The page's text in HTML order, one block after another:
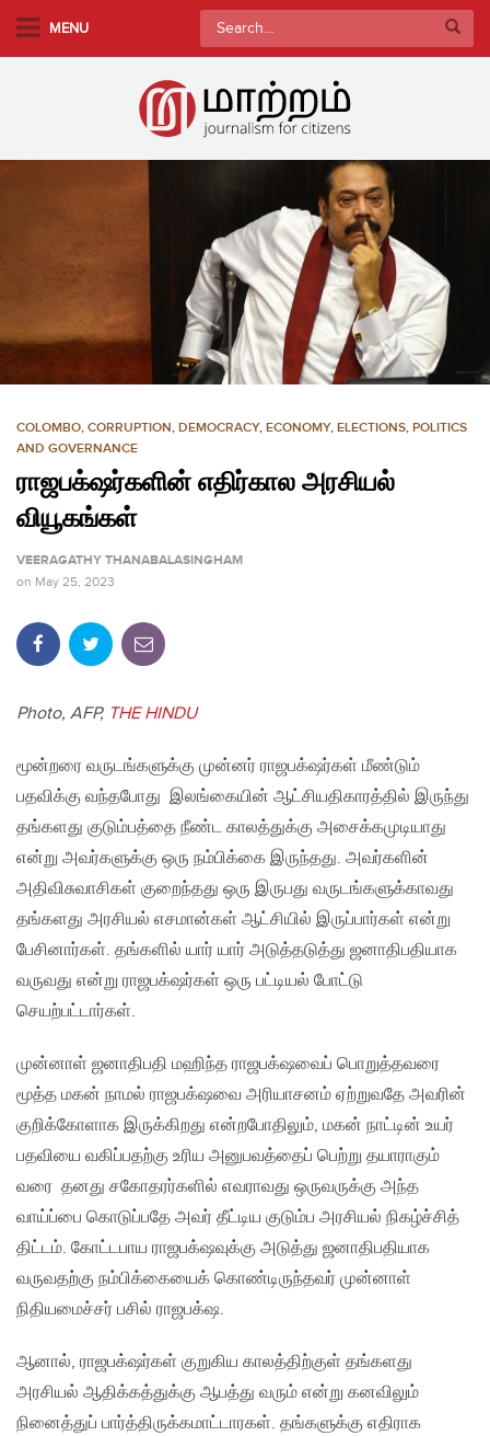
n
MENU
Search
for:
COLOMBO, CORRUPTION, DEMOCRACY, ECONOMY, ELECTIONS, POLITICS
AND GOVERNANCE
ராஜபக்‌ஷர்களின் எதிர்கால அரசியல்
வியூகங்கள்
VEERAGATHY THANABALASINGHAM
on May 25, 2023
Photo, AFP, THE HINDU
மூன்றரை வருடங்களுக்கு முன்னர் ராஜபக்‌ஷர்கள் மீண்டும்
பதவிக்கு வந்தபோது இலங்கையின் ஆட்சியதிகாரத்தில் இருந்து
தங்களது குடும்பத்தை நீண்ட காலத்துக்கு அசைக்கமுடியாது
என்று அவர்களுக்கு ஒரு நம்பிக்கை இருந்தது. அவர்களின்
அதிவிசுவாசிகள் குறைந்தது ஒரு இருபது வருடங்களுக்காவது
தங்களது அரசியல் எசமான்கள் ஆட்சியில் இருப்பார்கள் என்று
பேசினார்கள். தங்களில் யார் யார் அடுத்தடுத்து ஜனாதிபதியாக
வருவது என்று ராஜபக்‌ஷர்கள் ஒரு பட்டியல் போட்டு
செயற்பட்டார்கள்.
முன்னாள் ஜனாதிபதி மஹிந்த ராஜபக்‌ஷவைப் பொறுத்தவரை
மூத்த மகன் நாமல் ராஜபக்‌ஷவை அரியாசனம் ஏற்றுவதே அவரின்
குறிக்கோளாக இருக்கிறது என்றபோதிலும், மகன் நாட்டின் உயர்
பதவியை வகிப்பதற்கு உரிய அனுபவத்தைப் பெற்று தயாராகும்
வரை தனது சகோதரர்களில் எவராவது ஒருவருக்கு அந்த
வாய்ப்பை கொடுப்பதே அவர் தீட்டிய குடும்ப அரசியல் நிகழ்ச்சித்
திட்டம். கோட்டபாய ராஜபக்‌ஷவுக்கு அடுத்து ஜனாதிபதியாக
வருவதற்கு நம்பிக்கையைக் கொண்டிருந்தவர் முன்னாள்
நிதியமைச்சர் பசில் ராஜபக்‌ஷ.
ஆனால், ராஜபக்‌ஷர்கள் குறுகிய காலத்திற்குள் தங்களது
அரசியல் ஆதிக்கத்துக்கு ஆபத்து வரும் என்று கனவிலும்
நினைத்துப் பார்த்திருக்கமாட்டாரகள். தங்களுக்கு எதிராக